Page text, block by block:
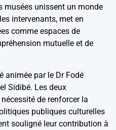
musées unissent un monde
intervenants, met en
comme espaces de
mutuelle et de
animée par le Dr Fodé
Sidibé. Les deux
de renforcer la
publiques culturelles
souligné leur contribution à